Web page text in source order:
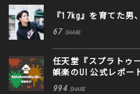
『17kg』を育てた
67 SHARE
任天堂『スプラトゥ
娯楽のUI 公式レポー
994 SHARE